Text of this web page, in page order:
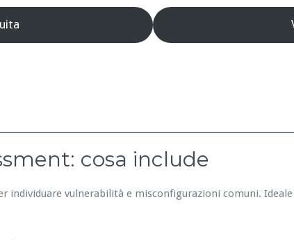
cosa include
individuare vulnerabilità e misconfigurazioni comuni.